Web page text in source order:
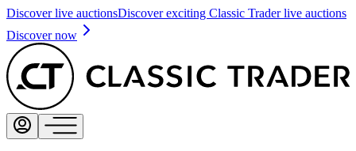
Discover live auctionsDiscover exciting Classic Trader live auctions
Discover now